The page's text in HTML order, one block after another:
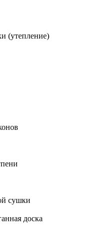
(утепление)
сушки
доска